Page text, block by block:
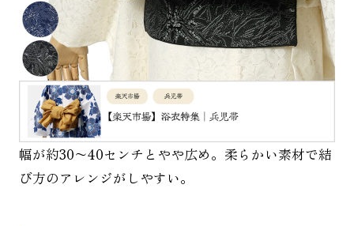
幅が約30〜40センチとやや広め。柔らかい素材で結
び方のアレンジがしやすい。